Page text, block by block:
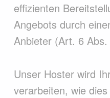
effizienten
Angebots durch
Anbieter (Art. 6
Unser Hoster wird
verarbeiten, wie